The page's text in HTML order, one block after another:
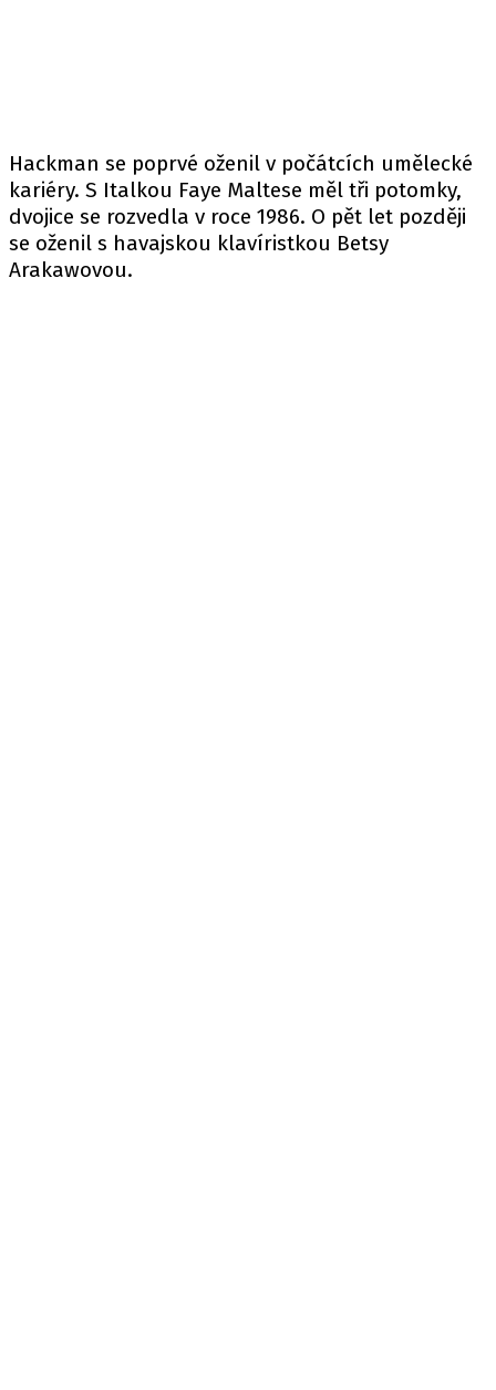
Hackman se poprvé oženil v počátcích umělecké
kariéry. S Italkou Faye Maltese měl tři potomky,
dvojice se rozvedla v roce 1986. O pět let později
se oženil s havajskou klavíristkou Betsy
Arakawovou.